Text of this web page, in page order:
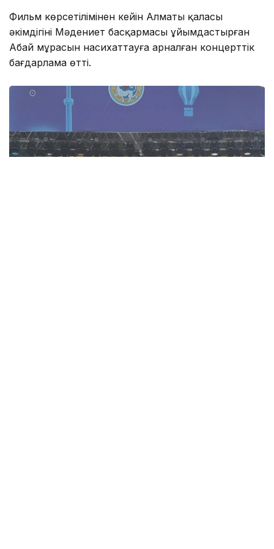
Фильм көрсетілімінен кейін Алматы қаласы
әкімдігінің Мәдениет басқармасы ұйымдастырған
Абай мұрасын насихаттауға арналған концерттік
бағдарлама өтті.